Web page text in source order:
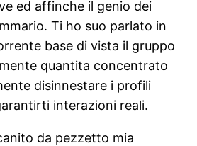
ed affinche il genio dei
Ti ho suo parlato in
base di vista il gruppo
quantita concentrato
disinnestare i profili
interazioni reali.
da pezzetto mia